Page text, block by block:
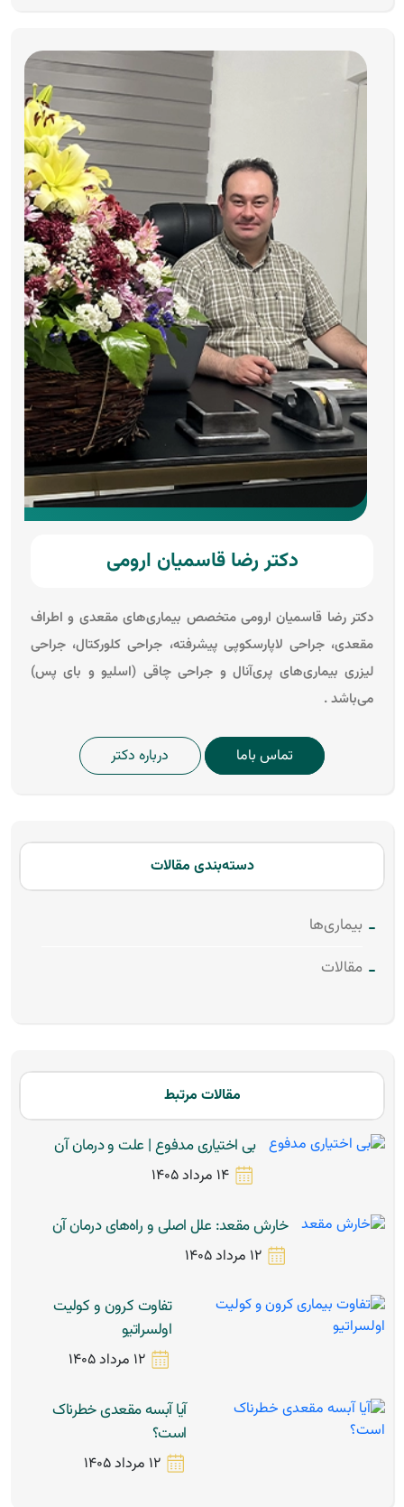
دکتر رضا قاسمیان ارومی
دکتر رضا قاسمیان ارومی متخصص بیماری‌های مقعدی و اطراف
مقعدی، جراحی لاپارسکوپی پیشرفته، جراحی کلورکتال، جراحی
لیزری بیماری‌های پری‌آنال و جراحی چاقی (اسلیو و بای پس)
می‌باشد .
تماس باما درباره دکتر
دسته‌بندی مقالات
بیماری‌ها
مقالات
مقالات مرتبط
بی اختیاری مدفوع | علت و درمان آن
14 مرداد 1405
خارش مقعد: علل اصلی و راه‌های درمان آن
12 مرداد 1405
تفاوت کرون و کولیت
اولسراتیو
12 مرداد 1405
آیا آبسه مقعدی خطرناک
است؟
12 مرداد 1405